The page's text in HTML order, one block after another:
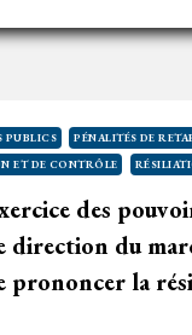
PUBLICS
PÉNALITÉS DE
ET DE CONTRÔLE
des
direction du
prononcer la